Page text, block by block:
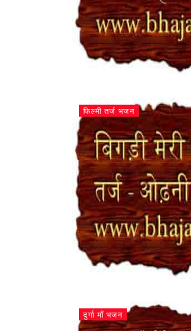
फिल्मी तर्ज भजन
दुर्गा माँ भजन